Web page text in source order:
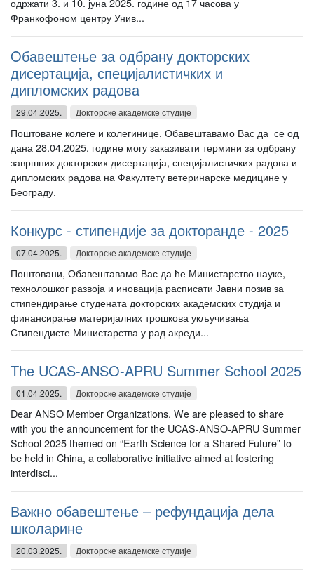
Франкофоном центру Унив...
Oбавештење за одбрану докторских
дисертација, специјалистичких и
дипломских радова
29.04.2025. Докторске академске студије
Поштоване колеге и колегинице, Обавештавамо Вас да се од
дана 28.04.2025. године могу заказивати термини за одбрану
завршних докторских дисертација, специјалистичких радова и
дипломских радова на Факултету ветеринарске медицине у
Београду.
Конкурс - стипендије за докторанде - 2025
07.04.2025. Докторске академске студије
Поштовани, Обавештавамо Вас да ће Министарство науке,
технолошког развоја и иновација расписати Јавни позив за
стипендирање студената докторских академских студија и
финансирање материјалних трошкова укључивања
Стипендисте Министарства у рад акреди...
The UCAS-ANSO-APRU Summer School 2025
01.04.2025. Докторске академске студије
Dear ANSO Member Organizations, We are pleased to share
with you the announcement for the UCAS-ANSO-APRU Summer
School 2025 themed on “Earth Science for a Shared Future” to
be held in China, a collaborative initiative aimed at fostering
interdisci...
Важно обавештење – рефундација дела
школарине
20.03.2025. Докторске академске студије